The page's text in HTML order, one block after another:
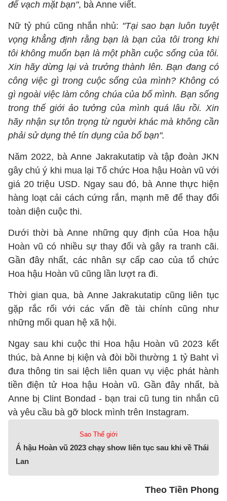
để vạch mặt bạn", bà Anne viết.
Nữ tỷ phú cũng nhắn nhủ: "Tại sao bạn luôn tuyệt
vọng khẳng định rằng bạn là bạn của tôi trong khi
tôi không muốn bạn là một phần cuộc sống của tôi.
Xin hãy dừng lại và trưởng thành lên. Bạn đang có
công việc gì trong cuộc sống của mình? Không có
gì ngoài việc làm công chúa của bố mình. Bạn sống
trong thế giới ảo tưởng của mình quá lâu rồi. Xin
hãy nhận sự tôn trọng từ người khác mà không cần
phải sử dụng thẻ tín dụng của bố bạn".
Năm 2022, bà Anne Jakrakutatip và tập đoàn JKN
gây chú ý khi mua lại Tổ chức Hoa hậu Hoàn vũ với
giá 20 triệu USD. Ngay sau đó, bà Anne thực hiện
hàng loạt cải cách cứng rắn, mạnh mẽ để thay đổi
toàn diện cuộc thi.
Dưới thời bà Anne những quy định của Hoa hậu
Hoàn vũ có nhiều sự thay đổi và gây ra tranh cãi.
Gần đây nhất, các nhân sự cấp cao của tổ chức
Hoa hậu Hoàn vũ cũng lần lượt ra đi.
Thời gian qua, bà Anne Jakrakutatip cũng liên tục
gặp rắc rối với các vấn đề tài chính cũng như
những mối quan hệ xã hội.
Ngay sau khi cuộc thi Hoa hậu Hoàn vũ 2023 kết
thúc, bà Anne bị kiện và đòi bồi thường 1 tỷ Baht vì
đưa thông tin sai lệch liên quan vụ việc phát hành
tiền điện tử Hoa hậu Hoàn vũ. Gần đây nhất, bà
Anne bị Clint Bondad - bạn trai cũ tung tin nhắn cũ
và yêu cầu bà gỡ block mình trên Instagram.
Sao Thế giới
Á hậu Hoàn vũ 2023 chạy show liên tục sau khi về Thái
Lan
Theo Tiền Phong